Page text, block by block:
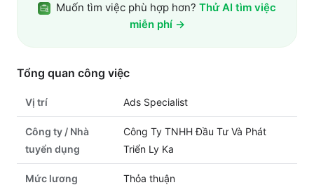
Muốn tìm việc phù hợp hơn? Thử AI tìm việc
miễn phí →
Tổng quan công việc
Vị trí Ads Specialist
Công ty / Nhà
tuyển dụng
Công Ty TNHH Đầu Tư Và Phát
Triển Ly Ka
Mức lương Thỏa thuận